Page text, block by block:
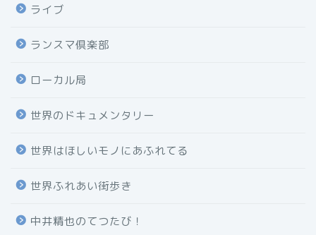
ライブ
ランスマ倶楽部
ローカル局
世界のドキュメンタリー
世界はほしいモノにあふれてる
世界ふれあい街歩き
中井精也のてつたび！